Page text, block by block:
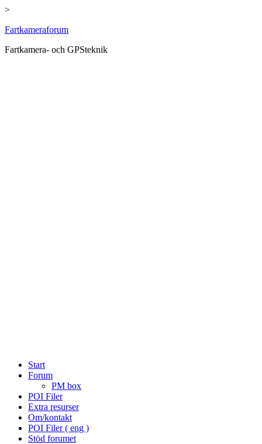
>
Hoppa
innehåll
Fartkameraforum
Fartkamera- och GPSteknik
Start
Forum
PM box
POI Filer
Extra resurser
Om/kontakt
POI Filer ( eng )
Stöd forumet